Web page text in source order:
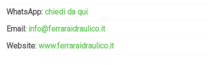
WhatsApp:chiedi da qui
Email: info@ferraraidraulico.it
Website:www.ferraraidraulico.it